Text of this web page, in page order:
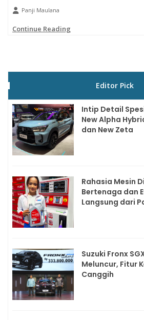
Panji Maulana
Continue Reading
Editor Pick
Intip Detail
New Alpha
dan New Zeta
Rahasia Mesin
Bertenaga dan
Langsung dari
Suzuki Fronx
Meluncur, Fitur
Canggih